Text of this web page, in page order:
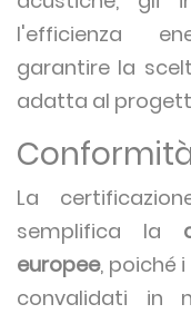
l'efficienza
garantire la
adatta al
La
semplifica la
europee, poiché
convalidati in